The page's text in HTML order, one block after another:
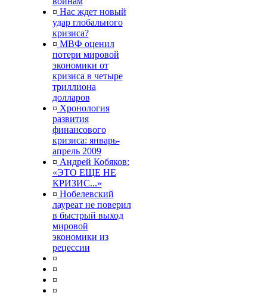
¤ Нас ждет новый
удар глобального
кризиса?
¤ МВФ оценил
потери мировой
экономики от
кризиса в четыре
триллиона
долларов
¤ Хронология
развития
финансового
кризиса: январь-
апрель 2009
¤ Андрей Кобяков:
«ЭТО ЕЩЕ НЕ
КРИЗИС...»
¤ Нобелевский
лауреат не поверил
в быстрый выход
мировой
экономики из
рецессии
¤
¤
¤
¤